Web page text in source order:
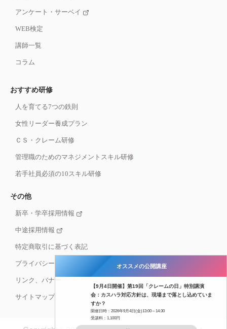
アンケート・サーベイ
WEB検定
講師一覧
コラム
おすすめ研修
人を育てる7つの鉄則
女性リーダー養成プラン
ＣＳ・クレーム研修
管理職のためのマネジメントスキル研修
若手社員必須の10スキル研修
その他
新卒・学卒採用情報
中途採用情報
特定商取引に基づく表記
プライバシーポリシー
リンク、バナー
サイトマップ
オススメの公開講座
【9月4日開催】第19回「クレームの日」特別講演
会：カスハラ対応方針は、現場まで落とし込めていま
すか？
開催日時：2026年9月4日(金)13:00～14:30
受講料：1,100円